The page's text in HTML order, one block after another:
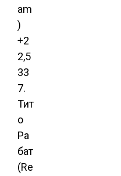
am
)
+2
2,5
33
7.
Тит
о
Ра
бат
(Re